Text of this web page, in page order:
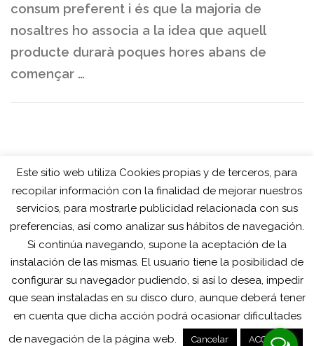
consum preferent i és que la majoria de
nosaltres ho associa a la idea que aquell
producte durarà poques hores abans de
començar …
Copyright © 2025 RCONNECTA- Avíso Legal - Política de
Este sitio web utiliza Cookies propias y de terceros, para
recopilar información con la finalidad de mejorar nuestros
servicios, para mostrarle publicidad relacionada con sus
preferencias, así como analizar sus hábitos de navegación.
Si continúa navegando, supone la aceptación de la
instalación de las mismas. El usuario tiene la posibilidad de
configurar su navegador pudiendo, si así lo desea, impedir
que sean instaladas en su disco duro, aunque deberá tener
en cuenta que dicha acción podrá ocasionar dificultades
de navegación de la página web.
Cancelar ACCEPTAR